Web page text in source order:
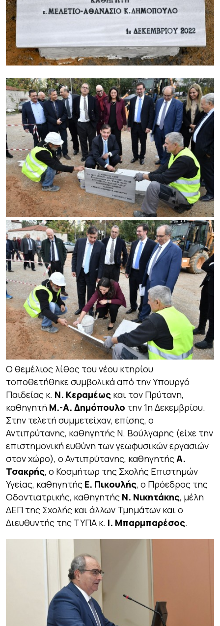
Ο θεμέλιος λίθος του νέου κτηρίου
τοποθετήθηκε συμβολικά από την Υπουργό
Παιδείας κ. Ν. Κεραμέως και τον Πρύτανη,
καθηγητή Μ.-Α. Δημόπουλο την 1η Δεκεμβρίου.
Στην τελετή συμμετείχαν, επίσης, ο
Αντιπρύτανης, καθηγητής Ν. Βούλγαρης (είχε την
επιστημονική ευθύνη των γεωφυσικών εργασιών
στον χώρο), ο Αντιπρύτανης, καθηγητής Α.
Τσακρής, ο Κοσμήτωρ της Σχολής Επιστημών
Υγείας, καθηγητής Ε. Πικουλής, ο Πρόεδρος της
Οδοντιατρικής, καθηγητής Ν. Νικητάκης, μέλη
ΔΕΠ της Σχολής και άλλων Τμημάτων και ο
Διευθυντής της ΤΥΠΑ κ. Ι. Μπαρμπαρέσος.